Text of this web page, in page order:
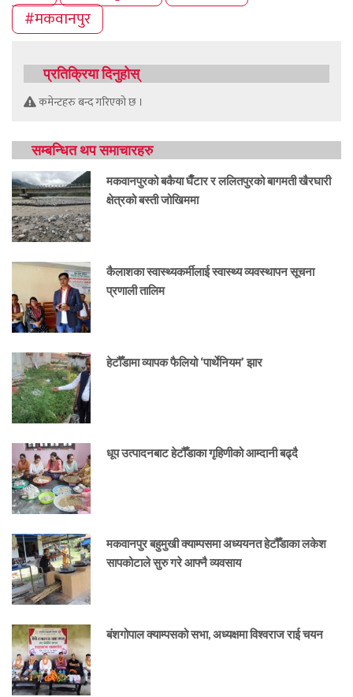
#मकवानपुर
प्रतिक्रिया दिनुहोस्
कमेन्टहरु बन्द गरिएको छ ।
सम्बन्धित थप समाचारहरु
मकवानपुरको बकैया घैँटार र ललितपुरको बागमती खैरघारी
क्षेत्रको बस्ती जोखिममा
कैलाशका स्वास्थ्यकर्मीलाई स्वास्थ्य व्यवस्थापन सूचना
प्रणाली तालिम
हेटौँडामा व्यापक फैलियो ‘पार्थेनियम’ झार
धूप उत्पादनबाट हेटौँडाका गृहिणीको आम्दानी बढ्दै
मकवानपुर बहुमुखी क्याम्पसमा अध्ययनत हेटौँडाका लकेश
सापकोटाले सुरु गरे आफ्नै व्यवसाय
बंशगोपाल क्याम्पसको सभा, अध्यक्षमा विश्वराज राई चयन